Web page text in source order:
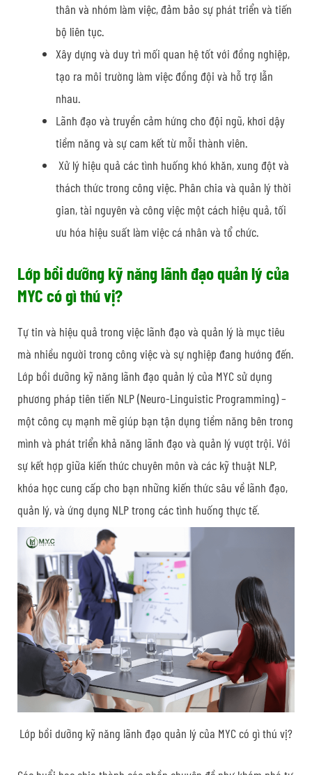
thân và nhóm làm việc, đảm bảo sự phát triển và tiến
bộ liên tục.
Xây dựng và duy trì mối quan hệ tốt với đồng nghiệp,
tạo ra môi trường làm việc đồng đội và hỗ trợ lẫn
nhau.
Lãnh đạo và truyền cảm hứng cho đội ngũ, khơi dậy
tiềm năng và sự cam kết từ mỗi thành viên.
Xử lý hiệu quả các tình huống khó khăn, xung đột và
thách thức trong công việc. Phân chia và quản lý thời
gian, tài nguyên và công việc một cách hiệu quả, tối
ưu hóa hiệu suất làm việc cá nhân và tổ chức.
Lớp bồi dưỡng kỹ năng lãnh đạo quản lý của
MYC có gì thú vị?
Tự tin và hiệu quả trong việc lãnh đạo và quản lý là mục tiêu
mà nhiều người trong công việc và sự nghiệp đang hướng đến.
Lớp bồi dưỡng kỹ năng lãnh đạo quản lý của MYC sử dụng
phương pháp tiên tiến NLP (Neuro-Linguistic Programming) –
một công cụ mạnh mẽ giúp bạn tận dụng tiềm năng bên trong
mình và phát triển khả năng lãnh đạo và quản lý vượt trội. Với
sự kết hợp giữa kiến thức chuyên môn và các kỹ thuật NLP,
khóa học cung cấp cho bạn những kiến thức sâu về lãnh đạo,
quản lý, và ứng dụng NLP trong các tình huống thực tế.
Lớp bồi dưỡng kỹ năng lãnh đạo quản lý của MYC có gì thú vị?